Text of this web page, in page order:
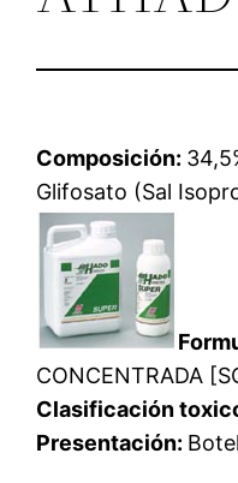
Composición:
Glifosato (Sal
CONCENTRADA
Clasificación
Presentación: